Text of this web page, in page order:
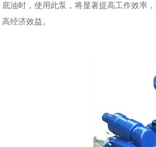
底油时，使用此泵，将显著提高工作效率
高经济效益。